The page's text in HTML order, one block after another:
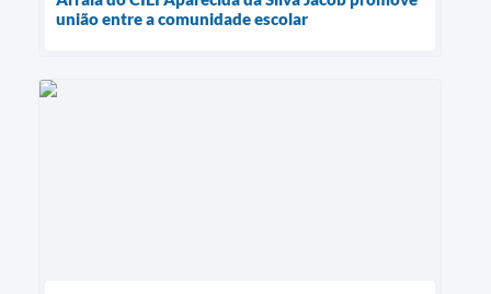
união entre a comunidade escolar